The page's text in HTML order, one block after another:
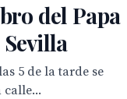
del Papa
5 de la tarde se
calle...